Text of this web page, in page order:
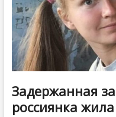
Задержанная
россиянка